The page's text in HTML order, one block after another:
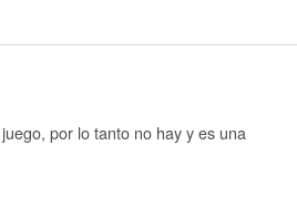
por lo tanto no hay y es una